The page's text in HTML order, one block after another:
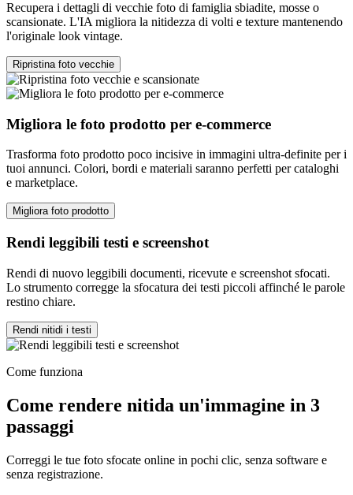
Recupera i dettagli di vecchie foto di famiglia sbiadite, mosse o
scansionate. L'IA migliora la nitidezza di volti e texture mantenendo
l'originale look vintage.
Ripristina foto vecchie
Migliora le foto prodotto per e-commerce
Trasforma foto prodotto poco incisive in immagini ultra-definite per i
tuoi annunci. Colori, bordi e materiali saranno perfetti per cataloghi
e marketplace.
Migliora foto prodotto
Rendi leggibili testi e screenshot
Rendi di nuovo leggibili documenti, ricevute e screenshot sfocati.
Lo strumento corregge la sfocatura dei testi piccoli affinché le parole
restino chiare.
Rendi nitidi i testi
Come funziona
Come rendere nitida un'immagine in 3
passaggi
Correggi le tue foto sfocate online in pochi clic, senza software e
senza registrazione.